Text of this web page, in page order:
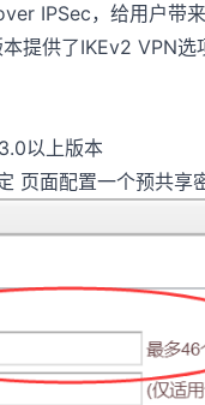
IPSec，给用户带
供了IKEv2 VPN选
以上版本
页面配置一个预共享